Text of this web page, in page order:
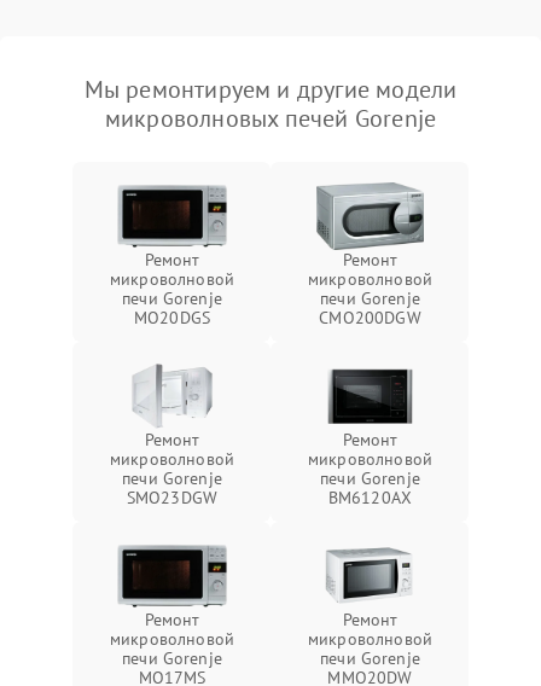
Мы ремонтируем и другие модели
микроволновых печей Gorenje
Ремонт
микроволновой
печи Gorenje
MO20DGS
Ремонт
микроволновой
печи Gorenje
CMO200DGW
Ремонт
микроволновой
печи Gorenje
SMO23DGW
Ремонт
микроволновой
печи Gorenje
BM6120AX
Ремонт
микроволновой
печи Gorenje
MO17MS
Ремонт
микроволновой
печи Gorenje
MMO20DW